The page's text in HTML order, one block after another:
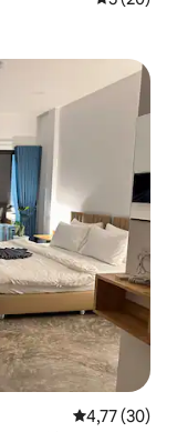
Évaluation
4,77 (30)